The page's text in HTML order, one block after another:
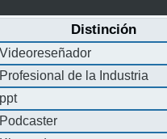
Distinción
Videoreseñador
Profesional de la Industria
ppt
Podcaster